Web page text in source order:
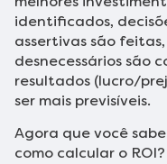
identificados,
assertivas são
desnecessários são
resultados (lucro/
ser mais previsíveis.
Agora que você
como calcular o ROI?